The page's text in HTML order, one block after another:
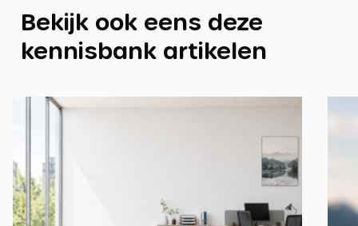
Bekijk ook eens deze
kennisbank artikelen